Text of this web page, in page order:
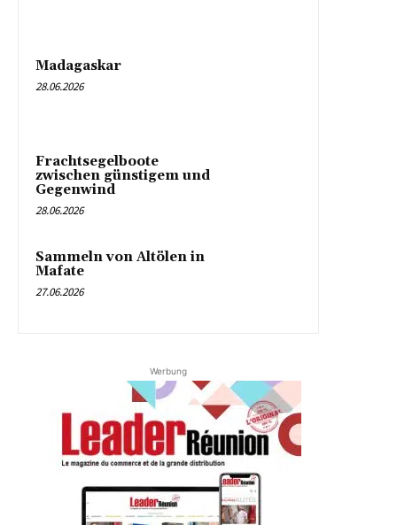
Madagaskar
28.06.2026
Frachtsegelboote
zwischen günstigem und
Gegenwind
28.06.2026
Sammeln von Altölen in
Mafate
27.06.2026
Werbung